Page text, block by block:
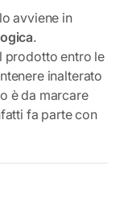
avviene in
.
prodotto entro le
inalterato
è da marcare
fa parte con